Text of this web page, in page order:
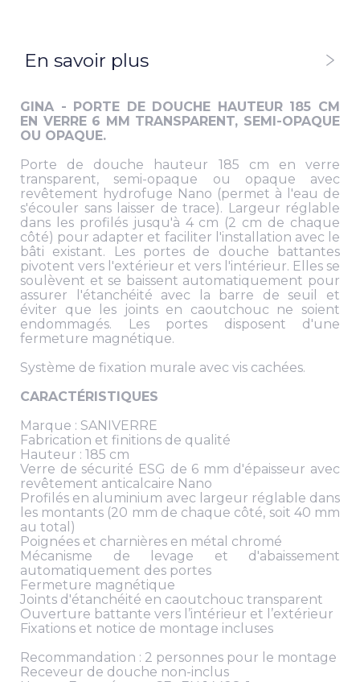
En savoir plus
GINA - PORTE DE DOUCHE HAUTEUR 185 CM
EN VERRE 6 MM TRANSPARENT, SEMI-OPAQUE
OU OPAQUE.
Porte de douche hauteur 185 cm en verre
transparent, semi-opaque ou opaque avec
revêtement hydrofuge Nano (permet à l'eau de
s'écouler sans laisser de trace). Largeur réglable
dans les profilés jusqu'à 4 cm (2 cm de chaque
côté) pour adapter et faciliter l'installation avec le
bâti existant. Les portes de douche battantes
pivotent vers l'extérieur et vers l'intérieur. Elles se
soulèvent et se baissent automatiquement pour
assurer l'étanchéité avec la barre de seuil et
éviter que les joints en caoutchouc ne soient
endommagés. Les portes disposent d'une
fermeture magnétique.
Système de fixation murale avec vis cachées.
CARACTÉRISTIQUES
Marque : SANIVERRE
Fabrication et finitions de qualité
Hauteur : 185 cm
Verre de sécurité ESG de 6 mm d'épaisseur avec
revêtement anticalcaire Nano
Profilés en aluminium avec largeur réglable dans
les montants (20 mm de chaque côté, soit 40 mm
au total)
Poignées et charnières en métal chromé
Mécanisme de levage et d'abaissement
automatiquement des portes
Fermeture magnétique
Joints d'étanchéité en caoutchouc transparent
Ouverture battante vers l’intérieur et l’extérieur
Fixations et notice de montage incluses
Recommandation : 2 personnes pour le montage
Receveur de douche non-inclus